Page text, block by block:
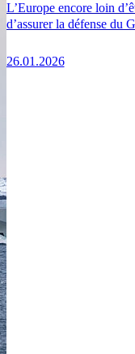
L’Europe encore loin
d’assurer la défense du
26.01.2026